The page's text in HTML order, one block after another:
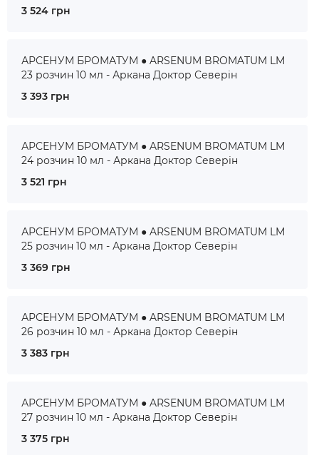
3 524 грн
АРСЕНУМ БРОМАТУМ ● ARSENUM BROMATUM LM
23 розчин 10 мл - Аркана Доктор Северін
3 393 грн
АРСЕНУМ БРОМАТУМ ● ARSENUM BROMATUM LM
24 розчин 10 мл - Аркана Доктор Северін
3 521 грн
АРСЕНУМ БРОМАТУМ ● ARSENUM BROMATUM LM
25 розчин 10 мл - Аркана Доктор Северін
3 369 грн
АРСЕНУМ БРОМАТУМ ● ARSENUM BROMATUM LM
26 розчин 10 мл - Аркана Доктор Северін
3 383 грн
АРСЕНУМ БРОМАТУМ ● ARSENUM BROMATUM LM
27 розчин 10 мл - Аркана Доктор Северін
3 375 грн